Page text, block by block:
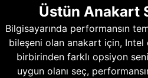
Üstün Anakart
Bilgisayarında performansın
bileşeni olan anakart için, Intel
birbirinden farklı opsiyon
uygun olanı seç,